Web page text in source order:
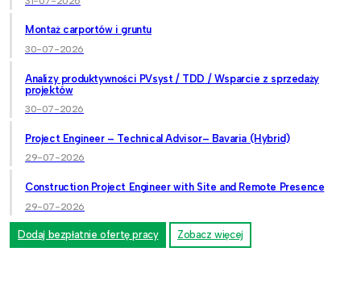
Montaż carportów i gruntu
30-07-2026
Analizy produktywności PVsyst / TDD / Wsparcie z sprzedaży
projektów
30-07-2026
Project Engineer – Technical Advisor– Bavaria (Hybrid)
29-07-2026
Construction Project Engineer with Site and Remote Presence
29-07-2026
Dodaj bezpłatnie ofertę pracy Zobacz więcej